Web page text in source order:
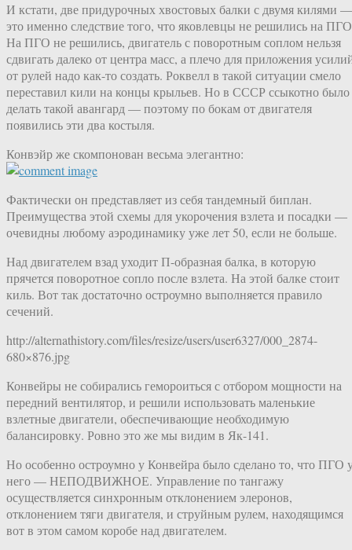
И кстати, две придурочных хвостовых балки с двумя килями —
это именно следствие того, что яковлевцы не решились на
На ПГО не решились, двигатель с поворотным соплом нельзя
сдвигать далеко от центра масс, а плечо для приложения
от рулей надо как-то создать. Роквелл в такой ситуации смело
переставил кили на концы крыльев. Но в СССР ссыкотно было
делать такой авангард — поэтому по бокам от двигателя
появились эти два костыля.
Конвэйр же скомпонован весьма элегантно:
Фактически он представляет из себя тандемный биплан.
Преимущества этой схемы для укорочения взлета и посадки —
очевидны любому аэродинамику уже лет 50, если не больше.
Над двигателем взад уходит П-образная балка, в которую
прячется поворотное сопло после взлета. На этой балке стоит
киль. Вот так достаточно остроумно выполняется правило
сечений.
http://alternathistory.com/files/resize/users/user6327/000_2874-
680×876.jpg
Конвейры не собирались гемороиться с отбором мощности на
передний вентилятор, и решили использовать маленькие
взлетные двигатели, обеспечивающие необходимую
балансировку. Ровно это же мы видим в Як-141.
Но особенно остроумно у Конвейра было сделано то, что ПГО
него — НЕПОДВИЖНОЕ. Управление по тангажу
осуществляется синхронным отклонением элеронов,
отклонением тяги двигателя, и струйным рулем, находящимся
вот в этом самом коробе над двигателем.